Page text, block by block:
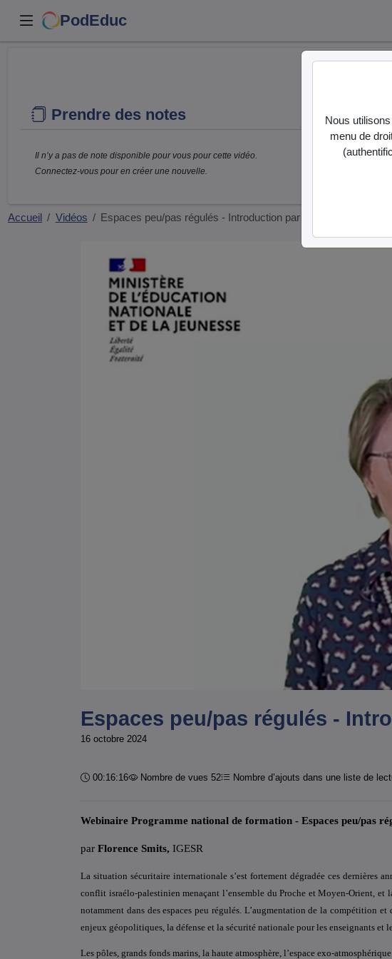
PodEduc
Prendre des notes
Il n’y a pas de note disponible pour vous pour cette vidéo.
Connectez-vous pour en créer une nouvelle.
Accueil Vidéos Espaces peu/pas régulés - Introduction par F…
Espaces peu/pas régulés -
16 octobre 2024
Durée :
00:16:16 Nombre de vues 52 Nombre d’ajouts dans une liste de
Webinaire Programme national de formation - Espaces peu/pas
par Florence Smits, IGESR
La situation sécuritaire internationale s’est fortement dégradée ces dernières
conflit israélo-palestinien menaçant l’ensemble du Proche et Moyen-Orient,
notamment dans des espaces peu régulés. L’augmentation de la compétition
enjeux géopolitiques, la défense et la sécurité nationale pour les enseignants et
Les pôles, grands fonds marins, la haute atmosphère, l’espace exo-
Nous
menu de